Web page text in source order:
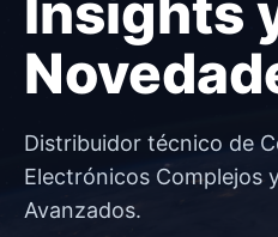
Distribuidor técnico de
Electrónicos Complejos
Avanzados.